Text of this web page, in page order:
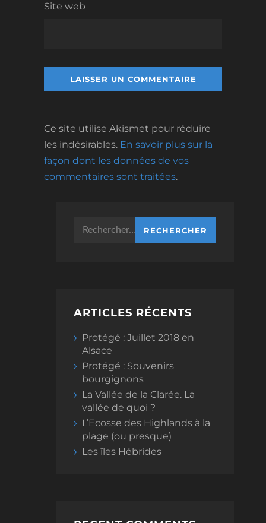
Site web
Ce site utilise Akismet pour réduire
les indésirables. En savoir plus sur la
façon dont les données de vos
commentaires sont traitées.
Rechercher :
ARTICLES RÉCENTS
Protégé : Juillet 2018 en
Alsace
Protégé : Souvenirs
bourgignons
La Vallée de la Clarée. La
vallée de quoi ?
L’Ecosse des Highlands à la
plage (ou presque)
Les îles Hébrides